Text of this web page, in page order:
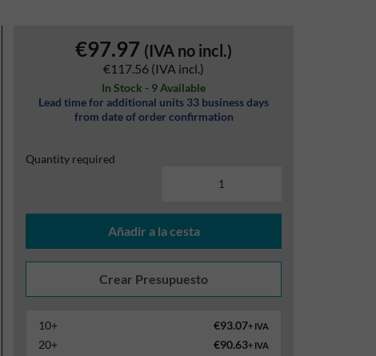
€97.97 (IVA no incl.)
€117.56 (IVA incl.)
In Stock - 9 Available
Lead time for additional units 33 business days
from date of order confirmation
Quantity required
Añadir a la cesta
10+ €93.07+ IVA
20+ €90.63+ IVA